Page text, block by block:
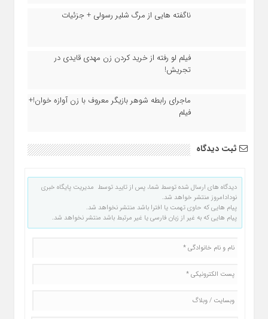
ناگفته هایی از مرگ شلیر رسولی + جزئیات
فیلم لو رفته از خرید کردن زن مهدی قایدی در
تجریش!
ماجرای رابطه شوهر بازیگر معروف با زن آوازه خوان!+
فیلم
ثبت دیدگاه
دیدگاه های ارسال شده توسط شما، پس از تایید توسط مدیریت پایگاه خبری
نودادامروز منتشر خواهد شد.
پیام هایی که حاوی تهمت یا افترا باشد منتشر نخواهد شد.
پیام هایی که به غیر از زبان فارسی یا غیر مرتبط باشد منتشر نخواهد شد.